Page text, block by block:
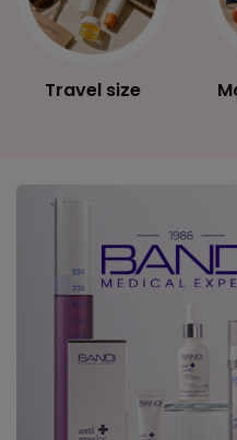
Travel size